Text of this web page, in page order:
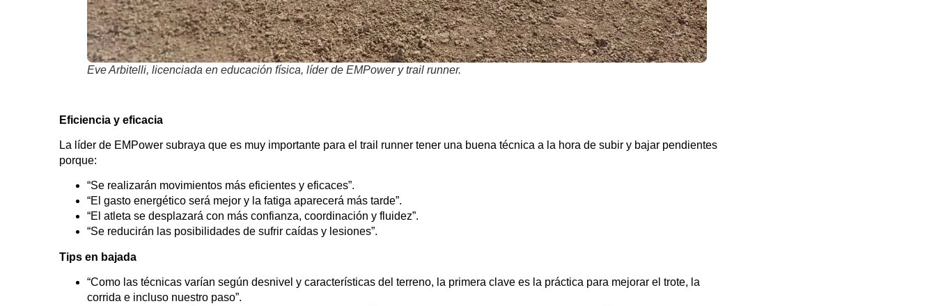
Eve Arbitelli, licenciada en educación física, líder de EMPower y trail runner.
Eficiencia y eficacia
La líder de EMPower subraya que es muy importante para el trail runner tener una buena técnica a la hora de subir y bajar pendientes
porque:
“Se realizarán movimientos más eficientes y eficaces”.
“El gasto energético será mejor y la fatiga aparecerá más tarde”.
“El atleta se desplazará con más confianza, coordinación y fluidez”.
“Se reducirán las posibilidades de sufrir caídas y lesiones”.
Tips en bajada
“Como las técnicas varían según desnivel y características del terreno, la primera clave es la práctica para mejorar el trote, la
corrida e incluso nuestro paso”.